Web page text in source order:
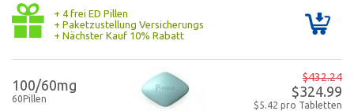
+ 4 frei ED Pillen
+ Paketzustellung Versicherungs
+ Nächster Kauf 10% Rabatt
100/60mg
60Pillen
$432.24
$324.99
$5.42 pro Tabletten